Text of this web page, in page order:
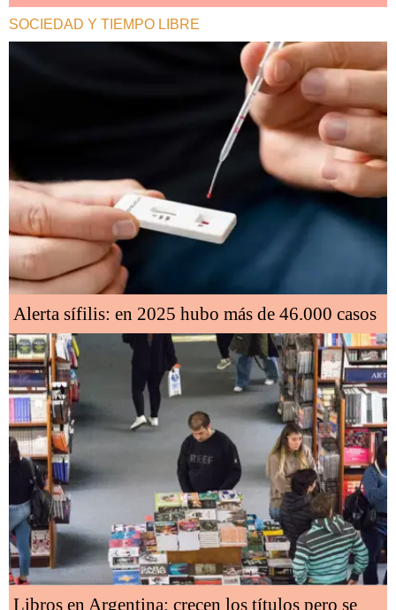
SOCIEDAD Y TIEMPO LIBRE
Alerta sífilis: en 2025 hubo más de 46.000 casos
Libros en Argentina: crecen los títulos pero se